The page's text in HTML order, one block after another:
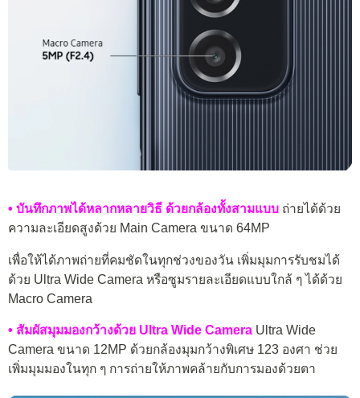
• บันทึกภาพได้หลากหลายวิธี ด้วยกล้องทั้งสามแบบ ถ่ายได้ด้วย
ความละเอียดสูงด้วย Main Camera ขนาด 64MP
เพื่อให้ได้ภาพถ่ายที่คมชัดในทุกช่วงของวัน เพิ่มมุมการรับชมได้
ด้วย Ultra Wide Camera หรือซูมรายละเอียดแบบใกล้ ๆ ได้ด้วย
Macro Camera
• สัมผัสมุมมองกว้างด้วย Ultra Wide Camera Ultra Wide
Camera ขนาด 12MP ด้วยกล้องมุมกว้างพิเศษ 123 องศา ช่วย
เพิ่มมุมมองในทุก ๆ การถ่ายให้ภาพคล้ายกับการมองด้วยตา